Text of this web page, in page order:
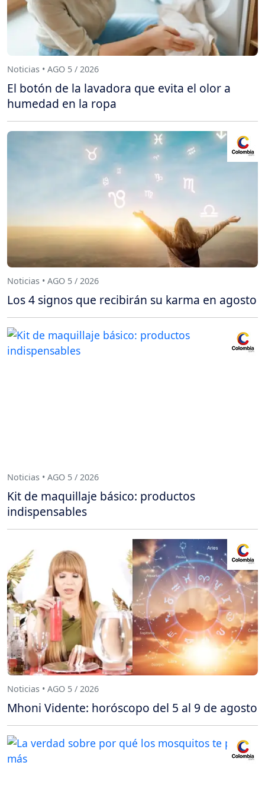
Noticias • AGO 5 / 2026
El botón de la lavadora que evita el olor a
humedad en la ropa
Noticias • AGO 5 / 2026
Los 4 signos que recibirán su karma en agosto
Noticias • AGO 5 / 2026
Kit de maquillaje básico: productos
indispensables
Noticias • AGO 5 / 2026
Mhoni Vidente: horóscopo del 5 al 9 de agosto